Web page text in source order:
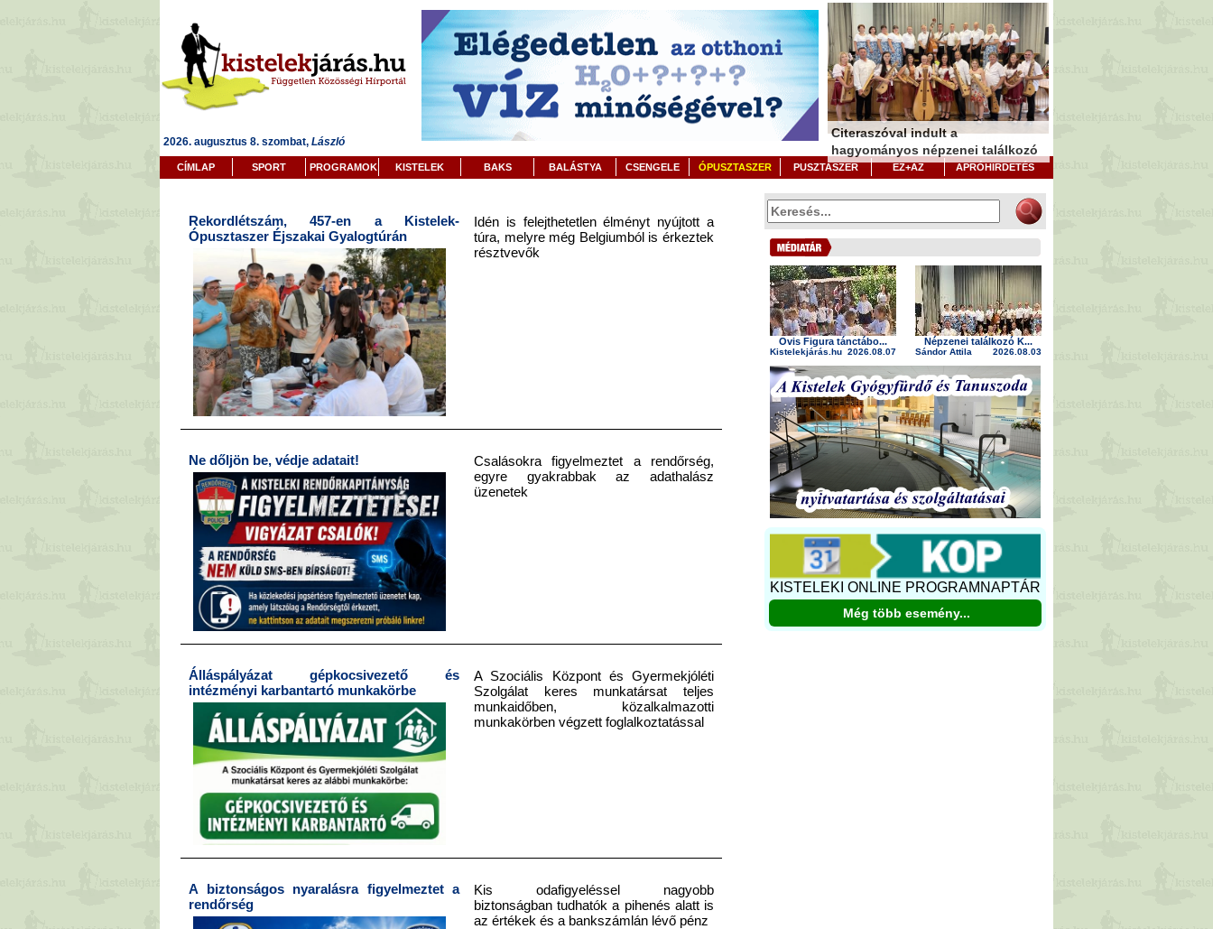
Kistelek 250 - Kisteleki Búcsú- és
Aratóünnep
Citeraszóval indult a
hagyományos népzenei találkozó
Játékosládával bővítették a
2026. augusztus 8. szombat, László
CÍMLAP SPORT PROGRAMOK KISTELEK BAKS BALÁSTYA CSENGELE ÓPUSZTASZER PUSZTASZER EZ+AZ APRÓHIRDETÉS
Ovis Figura tánctábo...
Kistelekjárás.hu 2026.08.07
Népzenei találkozó K...
Sándor Attila 2026.08.03
KISTELEKI ONLINE PROGRAMNAPTÁR
Még több esemény...
Rekordlétszám, 457-en a Kistelek-
Ópusztaszer Éjszakai Gyalogtúrán
Idén is felejthetetlen élményt nyújtott a
túra, melyre még Belgiumból is érkeztek
résztvevők
Ne dőljön be, védje adatait!
Csalásokra figyelmeztet a rendőrség,
egyre gyakrabbak az adathalász
üzenetek
Álláspályázat gépkocsivezető és
intézményi karbantartó munkakörbe
A Szociális Központ és Gyermekjóléti
Szolgálat keres munkatársat teljes
munkaidőben, közalkalmazotti
munkakörben végzett foglalkoztatással
A biztonságos nyaralásra figyelmeztet a
rendőrség
Kis odafigyeléssel nagyobb
biztonságban tudhatók a pihenés alatt is
az értékek és a bankszámlán lévő pénz